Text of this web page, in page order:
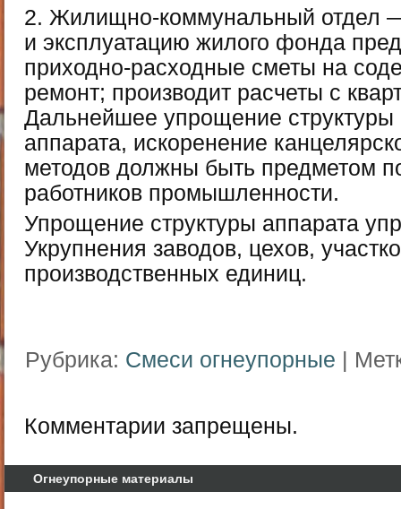
2. Жилищно-коммунальный отдел —
и эксплуатацию жилого фонда
приходно-расходные сметы на
ремонт; производит расчеты с
Дальнейшее упрощение
аппарата, искоренение
методов должны быть предметом
работников промышленности.
Упрощение структуры аппарата
Укрупнения заводов, цехов,
производственных единиц.
Рубрика: Смеси огнеупорные |
Комментарии запрещены.
Огнеупорные материалы